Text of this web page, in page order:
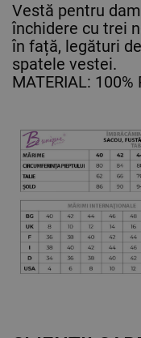
Vestă pentru
închidere cu trei
în față, legături
spatele vestei.
MATERIAL: 100%